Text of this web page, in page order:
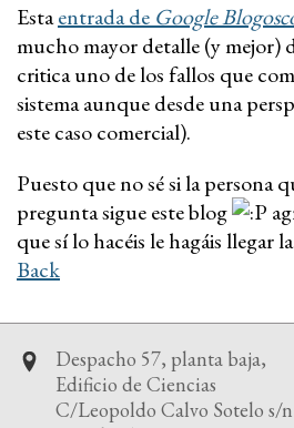
Estaentrada de Google
mucho mayor detalle (y mejor)
critica uno de los fallos que
sistema aunque desde una
este caso comercial).
Puesto que no sé si la persona
pregunta sigue este blog
que sí lo hacéis le hagáis llegar
Back
Despacho 57, planta baja,
Edificio de Ciencias
C/Leopoldo Calvo Sotelo s/